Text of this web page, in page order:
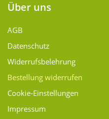
Über uns
AGB
Datenschutz
Widerrufsbelehrung
Bestellung widerrufen
Cookie-Einstellungen
Impressum